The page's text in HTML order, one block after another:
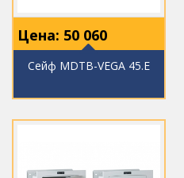
Цена: 50 060
Сейф МDТВ-VEGA 45.E